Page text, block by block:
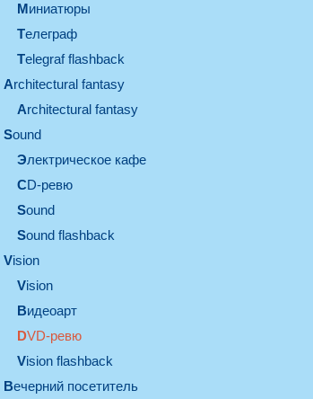
миниатюры
телеграф
Telegraf flashback
architectural fantasy
architectural fantasy
sound
электрическое кафе
CD-ревю
sound
Sound flashback
vision
vision
видеоарт
DVD-ревю
Vision flashback
вечерний посетитель